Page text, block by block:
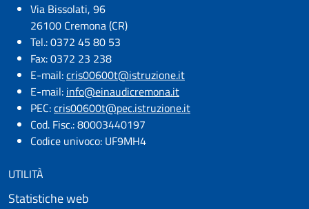
Via Bissolati, 96
26100 Cremona (CR)
Tel.: 0372 45 80 53
Fax: 0372 23 238
E-mail:cris00600t@istruzione.it
E-mail:​ info@einaudicremona.it
PEC:cris00600t@pec.istruzione.it
Cod. Fisc.: 80003440197
Codice univoco: UF9MH4
UTILITÀ
Statistiche web